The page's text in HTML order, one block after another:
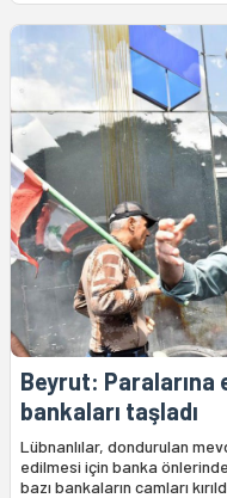
Beyrut: Paralarına
bankaları taşladı
Lübnanlılar, dondurulan
edilmesi için banka
bazı bankaların camları